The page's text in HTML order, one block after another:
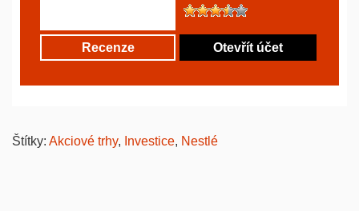
Recenze Otevřít účet
Štítky: Akciové trhy, Investice, Nestlé